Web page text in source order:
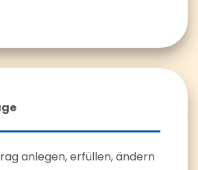
anlegen, erfüllen, ändern